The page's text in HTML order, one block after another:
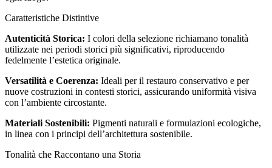
Caratteristiche Distintive
Autenticità Storica: I colori della selezione richiamano tonalità
utilizzate nei periodi storici più significativi, riproducendo
fedelmente l’estetica originale.
Versatilità e Coerenza: Ideali per il restauro conservativo e per
nuove costruzioni in contesti storici, assicurando uniformità visiva
con l’ambiente circostante.
Materiali Sostenibili: Pigmenti naturali e formulazioni ecologiche,
in linea con i principi dell’architettura sostenibile.
Tonalità che Raccontano una Storia